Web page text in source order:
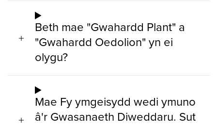
Beth mae "Gwahardd Plant" a
"Gwahardd Oedolion" yn ei
olygu?
Mae Fy ymgeisydd wedi ymuno
â'r Gwasanaeth Diweddaru. Sut